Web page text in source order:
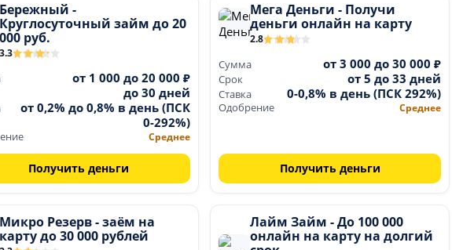
Бережный -
Круглосуточный займ до 20
руб.
3.3
от 1 000 до 20 000 ₽
до 30 дней
от 0,2% до 0,8% в день (ПСК
0-292%)
Среднее
Получить деньги
Мега Деньги - Получи
деньги онлайн на карту
2.8
Сумма от 3 000 до 30 000 ₽
Срок от 5 до 33 дней
Ставка 0-0,8% в день (ПСК 292%)
Одобрение Среднее
Получить деньги
Микро Резерв - заём на
до 30 000 рублей
Лайм Займ - До 100 000
онлайн на карту на долгий